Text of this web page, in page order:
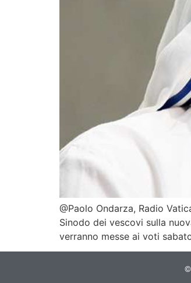
@Paolo Ondarza, Radio
Sinodo dei vescovi sulla
verranno messe ai voti
©